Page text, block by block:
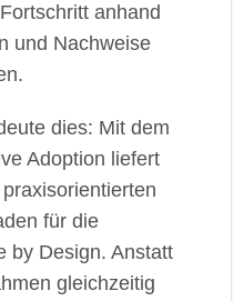
anhand
und Nachweise
dies: Mit dem
Adoption liefert
für die
by Design. Anstatt
gleichzeitig